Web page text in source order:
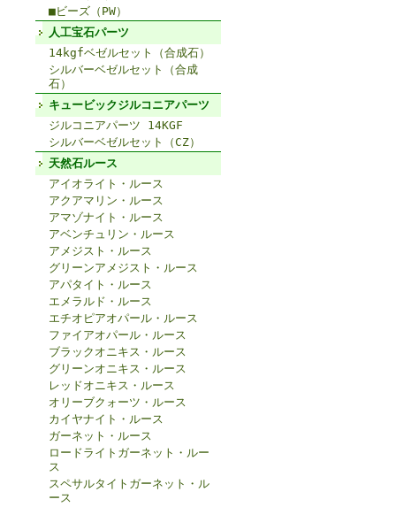
■ビーズ（PW）
人工宝石パーツ
14kgfベゼルセット（合成石）
シルバーベゼルセット（合成
石）
キュービックジルコニアパーツ
ジルコニアパーツ 14KGF
シルバーベゼルセット（CZ）
天然石ルース
アイオライト・ルース
アクアマリン・ルース
アマゾナイト・ルース
アベンチュリン・ルース
アメジスト・ルース
グリーンアメジスト・ルース
アパタイト・ルース
エメラルド・ルース
エチオピアオパール・ルース
ファイアオパール・ルース
ブラックオニキス・ルース
グリーンオニキス・ルース
レッドオニキス・ルース
オリーブクォーツ・ルース
カイヤナイト・ルース
ガーネット・ルース
ロードライトガーネット・ルー
ス
スペサルタイトガーネット・ル
ース